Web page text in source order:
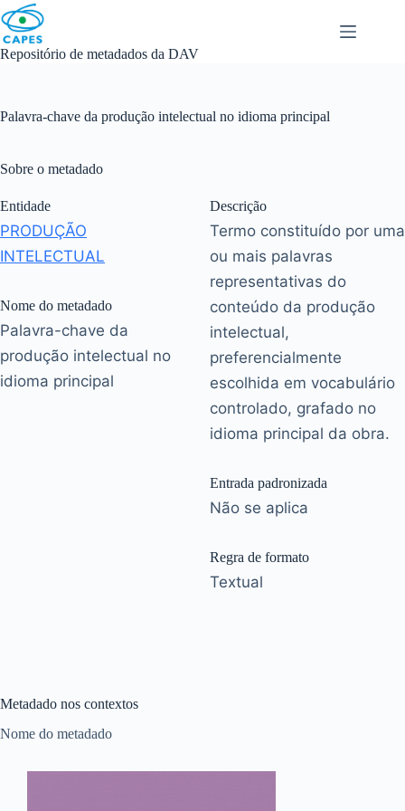
Skip
to
content
Repositório de metadados da DAV
Palavra-chave da produção intelectual no idioma principal
Sobre o metadado
Entidade
PRODUÇÃO
INTELECTUAL
Nome do metadado
Palavra-chave da
produção intelectual no
idioma principal
Descrição
Termo constituído por uma
ou mais palavras
representativas do
conteúdo da produção
intelectual,
preferencialmente
escolhida em vocabulário
controlado, grafado no
idioma principal da obra.
Entrada padronizada
Não se aplica
Regra de formato
Textual
Metadado nos contextos
Nome do metadado